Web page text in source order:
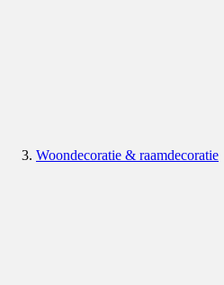
Woondecoratie & raamdecoratie